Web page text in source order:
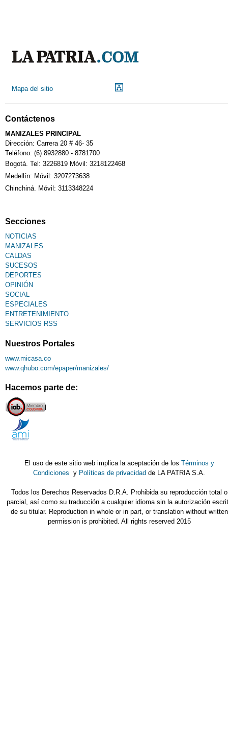
Calendario Tributario
Sudoku
Mapa del sitio
Contáctenos
MANIZALES PRINCIPAL
Dirección: Carrera 20 # 46- 35
Teléfono: (6) 8932880 - 8781700
Bogotá. Tel: 3226819 Móvil: 3218122468
Medellín: Móvil: 3207273638
Chinchiná. Móvil: 3113348224
Secciones
NOTICIAS
MANIZALES
CALDAS
SUCESOS
DEPORTES
OPINIÓN
SOCIAL
ESPECIALES
ENTRETENIMIENTO
SERVICIOS RSS
Nuestros Portales
www.micasa.co
www.qhubo.com/epaper/manizales/
Hacemos parte de:
El uso de este sitio web implica la aceptación de los Términos y
Condiciones y Políticas de privacidad de LA PATRIA S.A.
Todos los Derechos Reservados D.R.A. Prohibida su reproducción total o
parcial, así como su traducción a cualquier idioma sin la autorización
de su titular. Reproduction in whole or in part, or translation without written
permission is prohibited. All rights reserved 2015